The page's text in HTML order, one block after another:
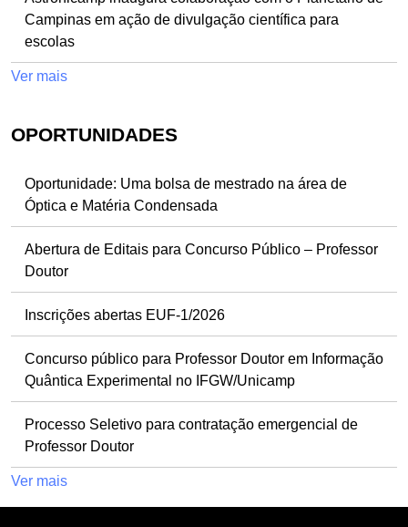
Campinas em ação de divulgação científica para
escolas
Ver mais
OPORTUNIDADES
Oportunidade: Uma bolsa de mestrado na área de
Óptica e Matéria Condensada
Abertura de Editais para Concurso Público – Professor
Doutor
Inscrições abertas EUF-1/2026
Concurso público para Professor Doutor em Informação
Quântica Experimental no IFGW/Unicamp
Processo Seletivo para contratação emergencial de
Professor Doutor
Ver mais